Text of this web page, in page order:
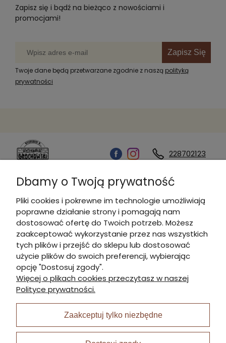
Zapisz się i bądź na bieżąco z nowościami i
promocjami!
Zapisz Się
Twoje dane będą przetwarzane zgodnie z naszą polityką
prywatności
228702123
Kontakt
Informacje
Płatności i dostawa
Moje konto
I Nagroda w plabiscycie:
Dbamy o Twoją prywatność
Pliki cookies i pokrewne im technologie umożliwiają
poprawne działanie strony i pomagają nam
dostosować ofertę do Twoich potrzeb. Możesz
zaakceptować wykorzystanie przez nas wszystkich
tych plików i przejść do sklepu lub dostosować
użycie plików do swoich preferencji, wybierając
opcję "Dostosuj zgody".
Więcej o plikach cookies przeczytasz w naszej
Polityce prywatności.
Zaakceptuj tylko niezbędne